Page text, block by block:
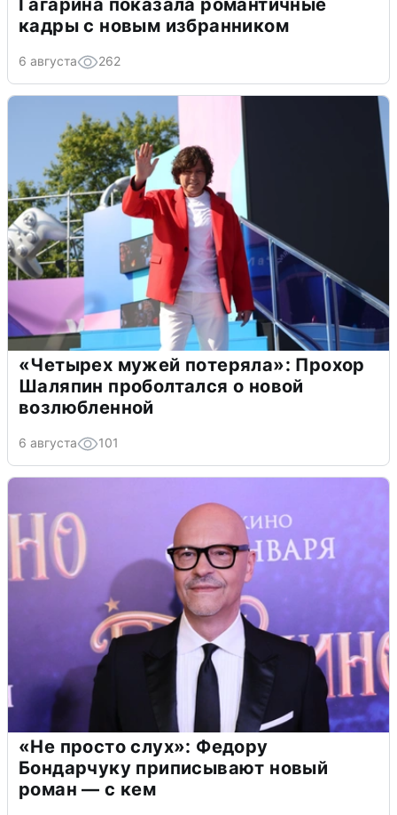
кадры с новым избранником
6 августа 262
«Четырех мужей потеряла»: Прохор
Шаляпин проболтался о новой
возлюбленной
6 августа 101
«Не просто слух»: Федору
Бондарчуку приписывают новый
роман — с кем